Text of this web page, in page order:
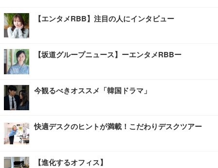
【エンタメRBB】注目の人にインタビュー
【坂道グループニュース】ーエンタメRBBー
今観るべきオススメ「韓国ドラマ」
快適デスクのヒントが満載！こだわりデスクツアー
【進化するオフィス】